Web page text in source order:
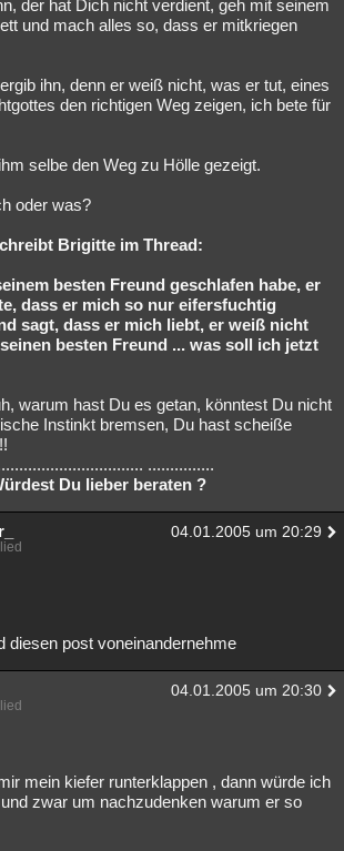
der hat Dich nicht verdient, geh mit seinem
und mach alles so, dass er mitkriegen
ihn, denn er weiß nicht, was er tut, eines
den richtigen Weg zeigen, ich bete für
selbe den Weg zu Hölle gezeigt.
oder was?
Brigitte im Thread:
besten Freund geschlafen habe, er
dass er mich so nur eifersfuchtig
sagt, dass er mich liebt, er weiß nicht
besten Freund ... was soll ich jetzt
warum hast Du es getan, könntest Du nicht
Instinkt bremsen, Du hast scheiße
...............
Du lieber beraten ?
04.01.2005 um 20:29
diesen post voneinandernehme
04.01.2005 um 20:30
mein kiefer runterklappen , dann würde ich
zwar um nachzudenken warum er so